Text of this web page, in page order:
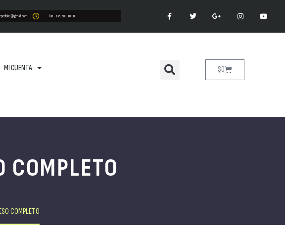
lun - sab 9:00-18:00
MI CUENTA $0
COMPLETO
COMPLETO